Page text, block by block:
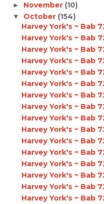
► November (10)
▼ October (154)
Harvey York's ~ Bab
Harvey York's ~ Bab
Harvey York's ~ Bab
Harvey York's ~ Bab
Harvey York's ~ Bab
Harvey York's ~ Bab
Harvey York's ~ Bab
Harvey York's ~ Bab
Harvey York's ~ Bab
Harvey York's ~ Bab
Harvey York's ~ Bab
Harvey York's ~ Bab
Harvey York's ~ Bab
Harvey York's ~ Bab
Harvey York's ~ Bab
Harvey York's ~ Bab